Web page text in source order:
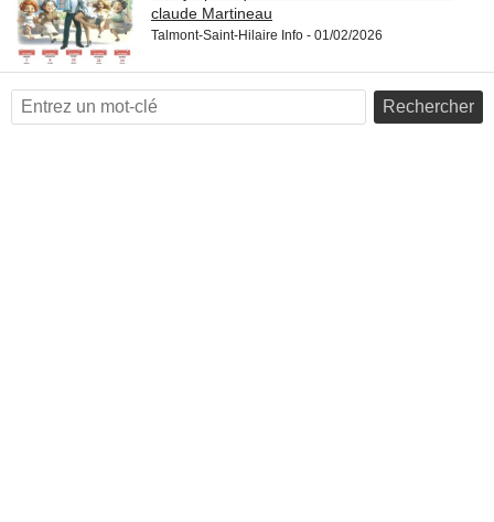
claude Martineau
Talmont-Saint-Hilaire Info - 01/02/2026
Rechercher